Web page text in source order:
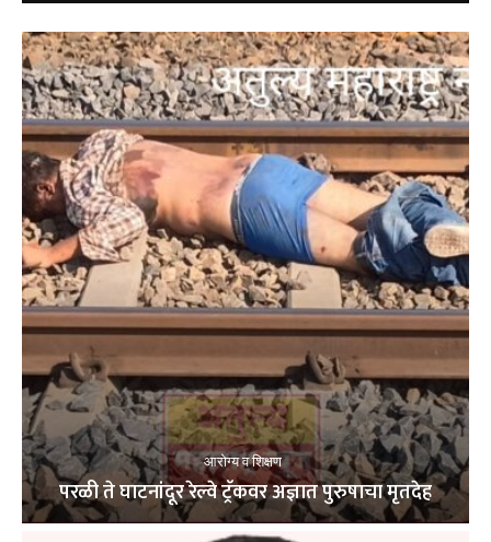
आरोग्य व शिक्षण
परळी ते घाटनांदूर रेल्वे ट्रॅकवर अज्ञात पुरुषाचा मृतदेह